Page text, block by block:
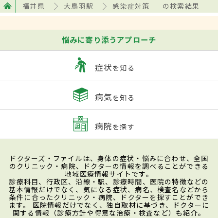
福井県 大鳥羽駅 感染症対策 の検索結果
悩みに寄り添うアプローチ
症状を知る
病気を知る
病院を探す
ドクターズ・ファイルは、身体の症状・悩みに合わせ、全国
のクリニック・病院、ドクターの情報を調べることができる
地域医療情報サイトです。
診療科目、行政区、沿線・駅、診療時間、医院の特徴などの
基本情報だけでなく、気になる症状、病名、検査名などから
条件に合ったクリニック・病院、ドクターを探すことができ
ます。 医院情報だけでなく、独自取材に基づき、ドクターに
関する情報（診療方針や得意な治療・検査など）も紹介。